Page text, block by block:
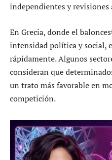
independientes y
En Grecia, donde el
intensidad política y social,
rápidamente. Algunos
consideran que
un trato más favorable en
competición.